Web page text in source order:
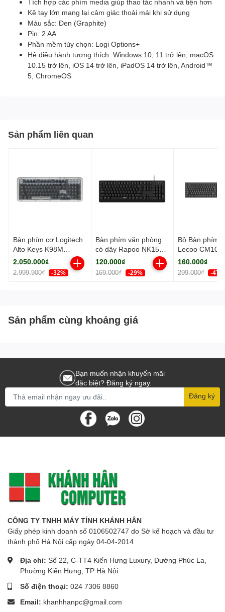
Tích hợp các phím media giúp thao tác nhanh và tiện hơn
Kê tay lớn mang lại cảm giác thoải mái khi sử dụng
Màu sắc: Đen (Graphite)
Pin: 2 AA
Phần mềm tùy chọn: Logi Options+
Hệ điều hành tương thích: Windows 10, 11 trở lên, macOS
10.15 trở lên, iOS 14 trở lên, iPadOS 14 trở lên, Android™
5, ChromeOS
Sản phẩm liên quan
Bàn phím cơ Logitech
Alto Keys K98M
Wireless Graphite
2.050.000₫
2.999.900₫ -32%
Bàn phím văn phòng
có dây Rapoo NK1500
màu Đen
120.000₫
169.000₫ -29%
Bộ Bàn phím
Lecoo CM101
(USB)
160.000₫
299.000₫ -47%
Sản phẩm cùng khoảng giá
Bạn muốn nhận khuyến mãi
đặc biệt? Đăng ký ngay.
Đăng ký
CÔNG TY TNHH MÁY TÍNH KHÁNH HÂN
Giấy phép kinh doanh số 0106502747 do Sở kế hoạch và đầu tư
thành phố Hà Nội cấp ngày 04-04-2014
Địa chỉ: Số 22, C-TT4 Kiến Hưng Luxury, Đường Phúc La,
Phường Kiến Hưng, TP Hà Nội
Số điện thoại: 024 7306 8860
Email: khanhhanpc@gmail.com